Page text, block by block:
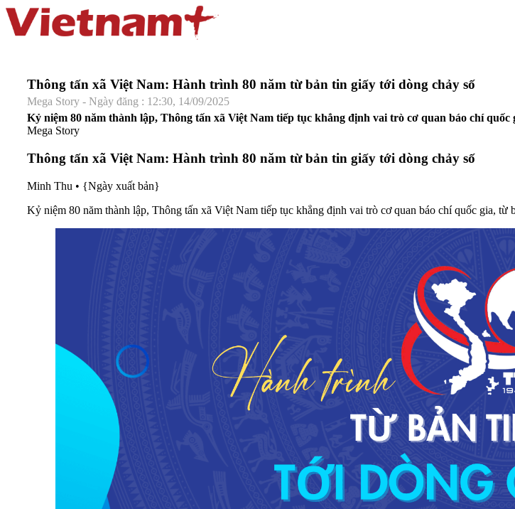
Thông tấn xã Việt Nam: Hành trình 80 năm từ bản tin giấy tới dòng chảy số
Mega Story - Ngày đăng : 12:30, 14/09/2025
Kỷ niệm 80 năm thành lập, Thông tấn xã Việt Nam tiếp tục khẳng định vai trò cơ quan báo chí
Mega Story
Thông tấn xã Việt Nam: Hành trình 80 năm từ bản tin giấy tới dòng chảy số
Minh Thu • {Ngày xuất bản}
Kỷ niệm 80 năm thành lập, Thông tấn xã Việt Nam tiếp tục khẳng định vai trò cơ quan báo chí quốc gia, từ